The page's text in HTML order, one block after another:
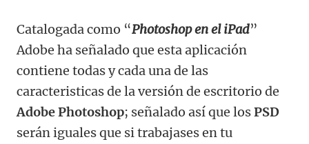
Catalogada como “Photoshop en el iPad”
Adobe ha señalado que esta aplicación
contiene todas y cada una de las
caracteristicas de la versión de escritorio de
Adobe Photoshop; señalado así que losPSD
serán iguales que si trabajases en tu